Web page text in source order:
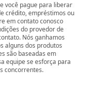
você pague para liberar
crédito, empréstimos ou
em contato conosco
do provedor de
Nós ganhamos
alguns dos produtos
são baseadas em
equipe se esforça para
concorrentes.